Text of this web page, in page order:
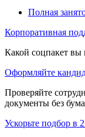
Полная
Корпоративная
Какой соцпакет вы
Оформляйте
Проверяйте
документы без
Ускорьте подбор в